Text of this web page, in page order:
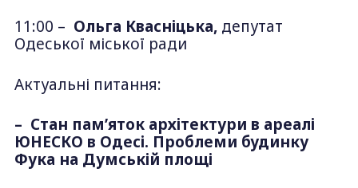
11:00 – Ольга Квасніцька,депутат
Одеської міської ради
Актуальні питання:
– Стан пам’яток архітектури в ареалі
ЮНЕСКО в Одесі. Проблеми будинку
Фука на Думській площі